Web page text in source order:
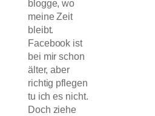
blogge, wo
meine Zeit
bleibt.
Facebook ist
bei mir schon
älter, aber
richtig pflegen
tu ich es nicht.
Doch ziehe